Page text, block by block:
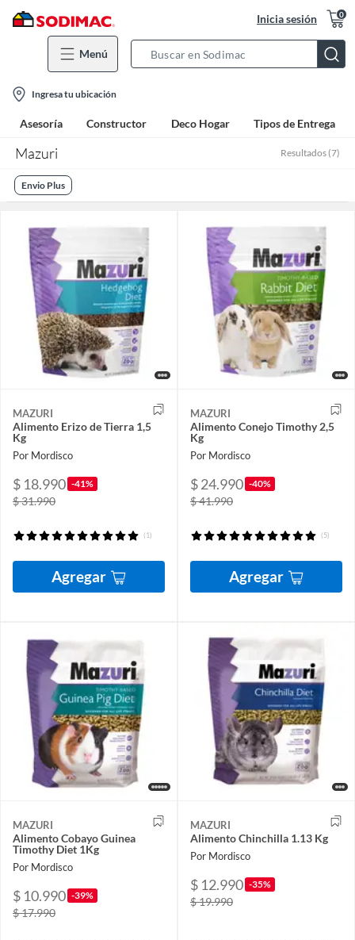
Inicia sesión 0
Menú
Bar
location-
icon
Ingresa tu ubicación
Asesoría Constructor Deco Hogar Tipos de Entrega
Mazuri Resultados (7)
Envio Plus
MAZURI
Alimento Erizo de Tierra 1,5
Kg
Por Mordisco
$ 18.990 -41%
$ 31.990
(1)
Agregar
MAZURI
Alimento Conejo Timothy 2,5
Kg
Por Mordisco
$ 24.990 -40%
$ 41.990
(5)
Agregar
MAZURI
Alimento Cobayo Guinea
Timothy Diet 1Kg
Por Mordisco
$ 10.990 -39%
$ 17.990
MAZURI
Alimento Chinchilla 1.13 Kg
Por Mordisco
$ 12.990 -35%
$ 19.990